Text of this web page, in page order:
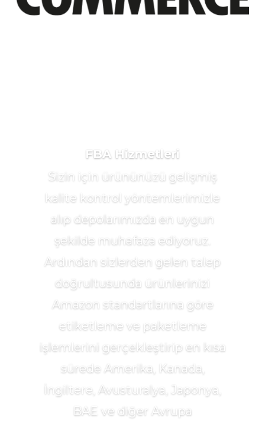
FBA Hizmetleri
Sizin için ürününüzü gelişmiş
kalite kontrol yöntemlerimizle
alıp depolarımızda en uygun
şekilde muhafaza ediyoruz.
Ardından sizlerden gelen talep
doğrultusunda ürünlerinizi
Amazon standartlarına göre
etiketleme ve paketleme
işlemlerini gerçekleştirip en kısa
sürede Amerika, Kanada,
İngiltere, Avusturalya, Japonya,
BAE ve diğer Avrupa